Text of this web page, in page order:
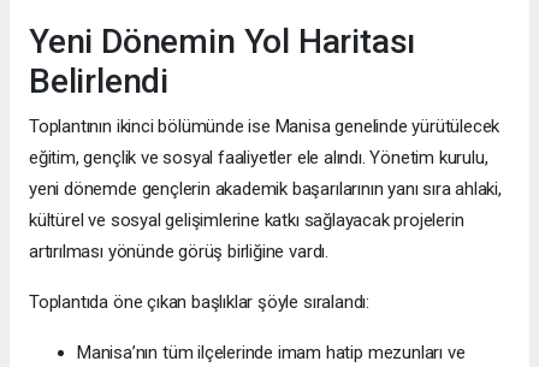
Yeni Dönemin Yol Haritası
Belirlendi
Toplantının ikinci bölümünde ise Manisa genelinde yürütülecek
eğitim, gençlik ve sosyal faaliyetler ele alındı. Yönetim kurulu,
yeni dönemde gençlerin akademik başarılarının yanı sıra ahlaki,
kültürel ve sosyal gelişimlerine katkı sağlayacak projelerin
artırılması yönünde görüş birliğine vardı.
Toplantıda öne çıkan başlıklar şöyle sıralandı:
Manisa’nın tüm ilçelerinde imam hatip mezunları ve